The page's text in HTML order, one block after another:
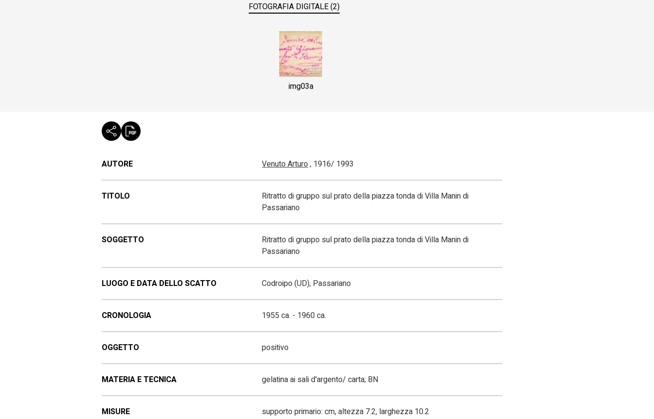
FOTOGRAFIA DIGITALE (2)
img03a
AUTORE Venuto Arturo, 1916/ 1993
TITOLO
Ritratto di gruppo sul prato della piazza tonda di Villa Manin di
Passariano
SOGGETTO
Ritratto di gruppo sul prato della piazza tonda di Villa Manin di
Passariano
LUOGO E DATA DELLO SCATTO Codroipo (UD), Passariano
CRONOLOGIA 1955 ca. - 1960 ca.
OGGETTO positivo
MATERIA E TECNICA gelatina ai sali d'argento/ carta; BN
MISURE supporto primario: cm, altezza 7.2, larghezza 10.2